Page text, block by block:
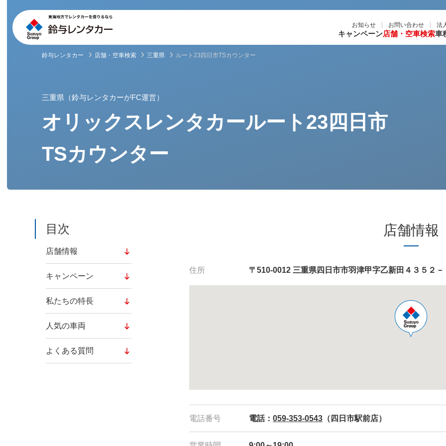
キャンペーン店舗・空車検索車
お知らせ お問い合わせ 法
鈴与レンタカー 店舗・空車検索 三重県 ルート23四日市TSカウンター
三重県（鈴与レンタカーがFC運営）
オリックスレンタカールート23四日市
TSカウンター
目次
店舗情報
キャンペーン
私たちの特長
人気の車両
よくある質問
店舗情報
住所 〒510-0012 三重県四日市市羽津甲字乙新田４３５２－
電話番号 電話： 059-353-0543 （四日市駅前店）